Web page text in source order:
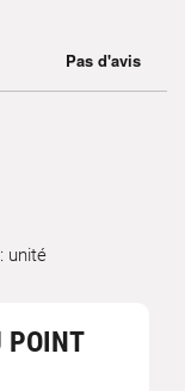
unité
POINT